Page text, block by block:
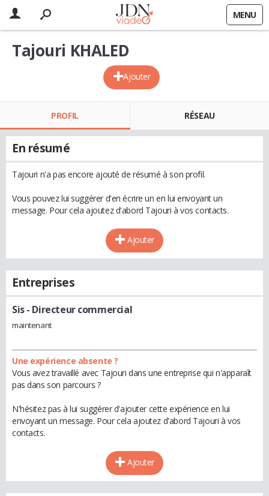
MENU
Ajouter
Tajouri KHALED
PROFIL RÉSEAU
En résumé
Tajouri n'a pas encore ajouté de résumé à son profil.
Vous pouvez lui suggérer d'en écrire un en lui envoyant un
message. Pour cela ajoutez d'abord Tajouri à vos contacts.
Ajouter
Entreprises
Sis- Directeur commercial
maintenant
Une expérience absente ?
Vous avez travaillé avec Tajouri dans une entreprise qui n'apparaît
pas dans son parcours ?
N'hésitez pas à lui suggérer d'ajouter cette expérience en lui
envoyant un message. Pour cela ajoutez d'abord Tajouri à vos
contacts.
Ajouter